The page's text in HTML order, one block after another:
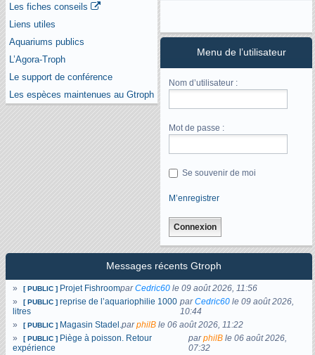
Messages récents Gtroph
» [ PUBLIC ] Projet FishroomparCedric60 le09 août 2026, 11:56
»
[ PUBLIC ]reprise de l’aquariophilie 1000
litres
parCedric60 le09 août 2026,
10:44
»
[ PUBLIC ] Magasin Stadel.parphilB le06 août 2026, 11:22
»
[ PUBLIC ] Piège à poisson. Retour
expérience
parphilB le06 août 2026,
07:32
Les fiches conseils
Liens utiles
Aquariums publics
L’Agora-Troph
Le support de conférence
Les espèces maintenues au Gtroph
Menu de l’utilisateur
Nom d’utilisateur :
Mot de passe :
Se souvenir de moi
M’enregistrer